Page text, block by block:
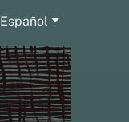
Español